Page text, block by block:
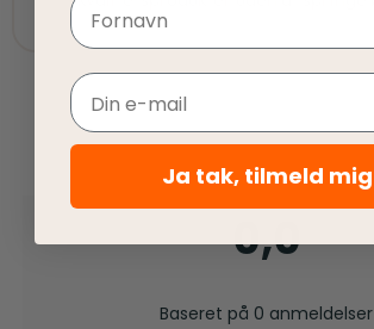
0,0
Baseret på 0 anmeldelser
Navn
Email
Ja tak, tilmeld mig